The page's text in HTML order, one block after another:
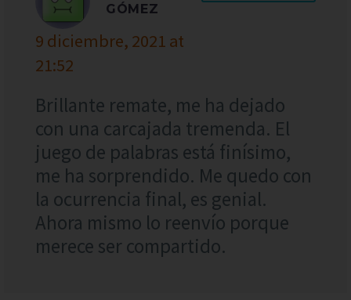
GÓMEZ
9 diciembre, 2021 at
21:52
Brillante remate, me ha dejado
con una carcajada tremenda. El
juego de palabras está finísimo,
me ha sorprendido. Me quedo con
la ocurrencia final, es genial.
Ahora mismo lo reenvío porque
merece ser compartido.